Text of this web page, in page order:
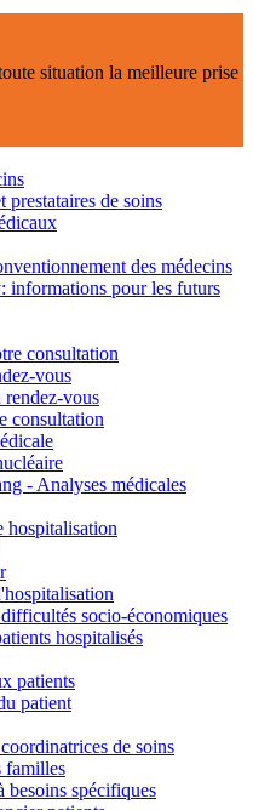
situation la meilleure prise
prestataires de soins
des médecins
informations pour les futurs
consultation
vous
vous
consultation
- Analyses médicales
hospitalisation
socio-économiques
hospitalisés
patients
patient
de soins
familles
besoins spécifiques